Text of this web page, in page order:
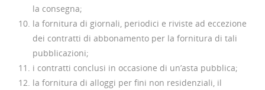
la consegna;
la fornitura di giornali, periodici e riviste ad eccezione
dei contratti di abbonamento per la fornitura di tali
pubblicazioni;
i contratti conclusi in occasione di un’asta pubblica;
la fornitura di alloggi per fini non residenziali, il